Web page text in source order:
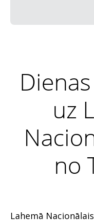
uz
no
Lahemā